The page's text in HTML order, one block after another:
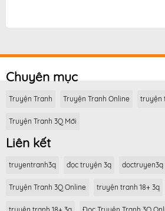
Chuyên mục
Truyện Tranh Truyện Tranh Online truyện
Truyện Tranh 3Q Mới
Liên kết
truyentranh3q đọc truyện 3q doctruyen3q
Truyện Tranh 3Q Online truyện tranh 18+ 3q